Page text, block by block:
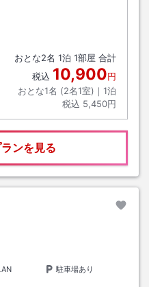
おとな2名 1泊 1部屋 合計
税込 10,900円
おとな1名 (2名1室)｜ 1泊
税込 5,450円
ンを見る
駐車場あり